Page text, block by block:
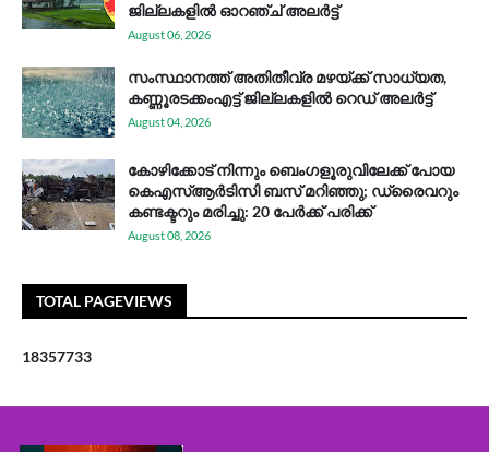
ജില്ലകളിൽ ഓറഞ്ച് അലർട്ട്
August 06, 2026
സം​സ്ഥാ​ന​ത്ത് അ​തി​തീ​വ്ര മ​ഴ​യ്ക്ക് സാ​ധ്യ​ത,
കണ്ണൂരടക്കംഎ​ട്ട് ജി​ല്ല​ക​ളി​ൽ റെ​ഡ് അ​ലർ​ട്ട്
August 04, 2026
കോഴിക്കോട് നിന്നും ബെംഗളൂരുവിലേക്ക് പോയ
കെഎസ്ആര്‍ടിസി ബസ് മറിഞ്ഞു; ഡ്രൈവറും
കണ്ടക്ടറും മരിച്ചു: 20 പേര്‍ക്ക് പരിക്ക്
August 08, 2026
TOTAL PAGEVIEWS
18357733